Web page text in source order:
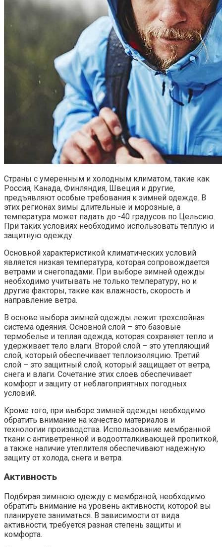
Страны с умеренным и холодным климатом, такие как
Россия, Канада, Финляндия, Швеция и другие,
предъявляют особые требования к зимней одежде. В
этих регионах зимы длительные и морозные, а
температура может падать до -40 градусов по Цельсию.
При таких условиях необходимо использовать теплую и
защитную одежду.
Основной характеристикой климатических условий
является низкая температура, которая сопровождается
ветрами и снегопадами. При выборе зимней одежды
необходимо учитывать не только температуру, но и
другие факторы, такие как влажность, скорость и
направление ветра.
В основе выбора зимней одежды лежит трехслойная
система одеяния. Основной слой – это базовые
термобелье и теплая одежда, которая сохраняет тепло и
удерживает тело влаги. Второй слой – это утепляющий
слой, который обеспечивает теплоизоляцию. Третий
слой – это защитный слой, который защищает от ветра,
снега и влаги. Сочетание этих слоев обеспечивает
комфорт и защиту от неблагоприятных погодных
условий.
Кроме того, при выборе зимней одежды необходимо
обратить внимание на качество материалов и
технологии производства. Использование мембранной
ткани с антиветренной и водоотталкивающей пропиткой,
а также наличие утеплителя обеспечивают надежную
защиту от холода, снега и ветра.
Активность
Подбирая зимнюю одежду с мембраной, необходимо
обратить внимание на уровень активности, которой вы
планируете заниматься. В зависимости от вида
активности, требуется разная степень защиты и
комфорта.